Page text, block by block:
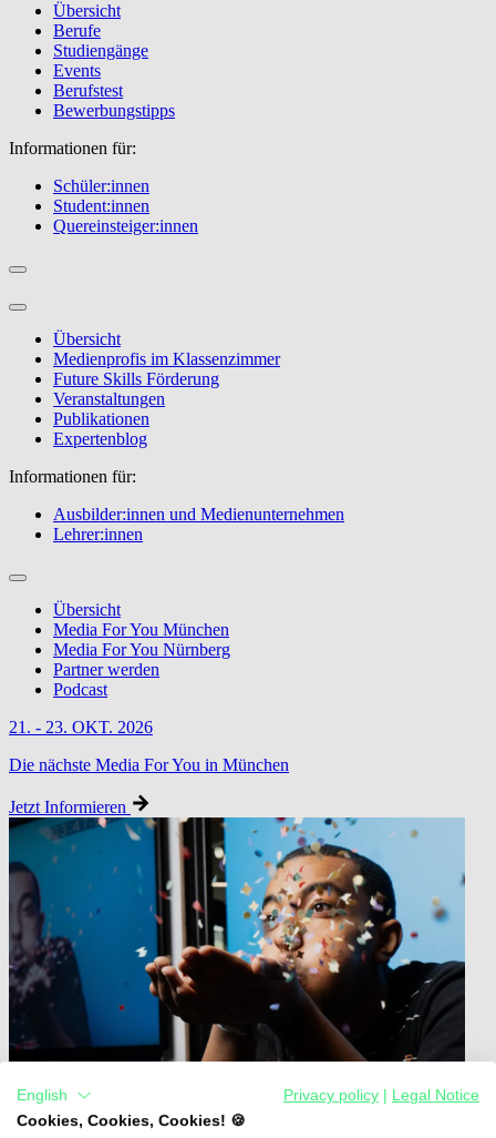
Übersicht
Berufe
Studiengänge
Events
Berufstest
Bewerbungstipps
Informationen für:
Schüler:innen
Student:innen
Quereinsteiger:innen
Übersicht
Medienprofis im Klassenzimmer
Future Skills Förderung
Veranstaltungen
Publikationen
Expertenblog
Informationen für:
Ausbilder:innen und Medienunternehmen
Lehrer:innen
Übersicht
Media For You München
Media For You Nürnberg
Partner werden
Podcast
21. - 23. OKT. 2026
Die nächste Media For You in München
Jetzt Informieren
English Privacy policy
Legal Notice
Cookies, Cookies, Cookies! 🍪